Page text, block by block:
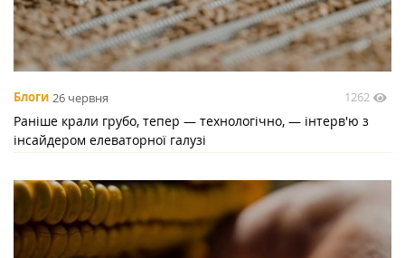
Блоги 26 червня 1262
Раніше крали грубо, тепер — технологічно, — інтерв'ю з
інсайдером елеваторної галузі